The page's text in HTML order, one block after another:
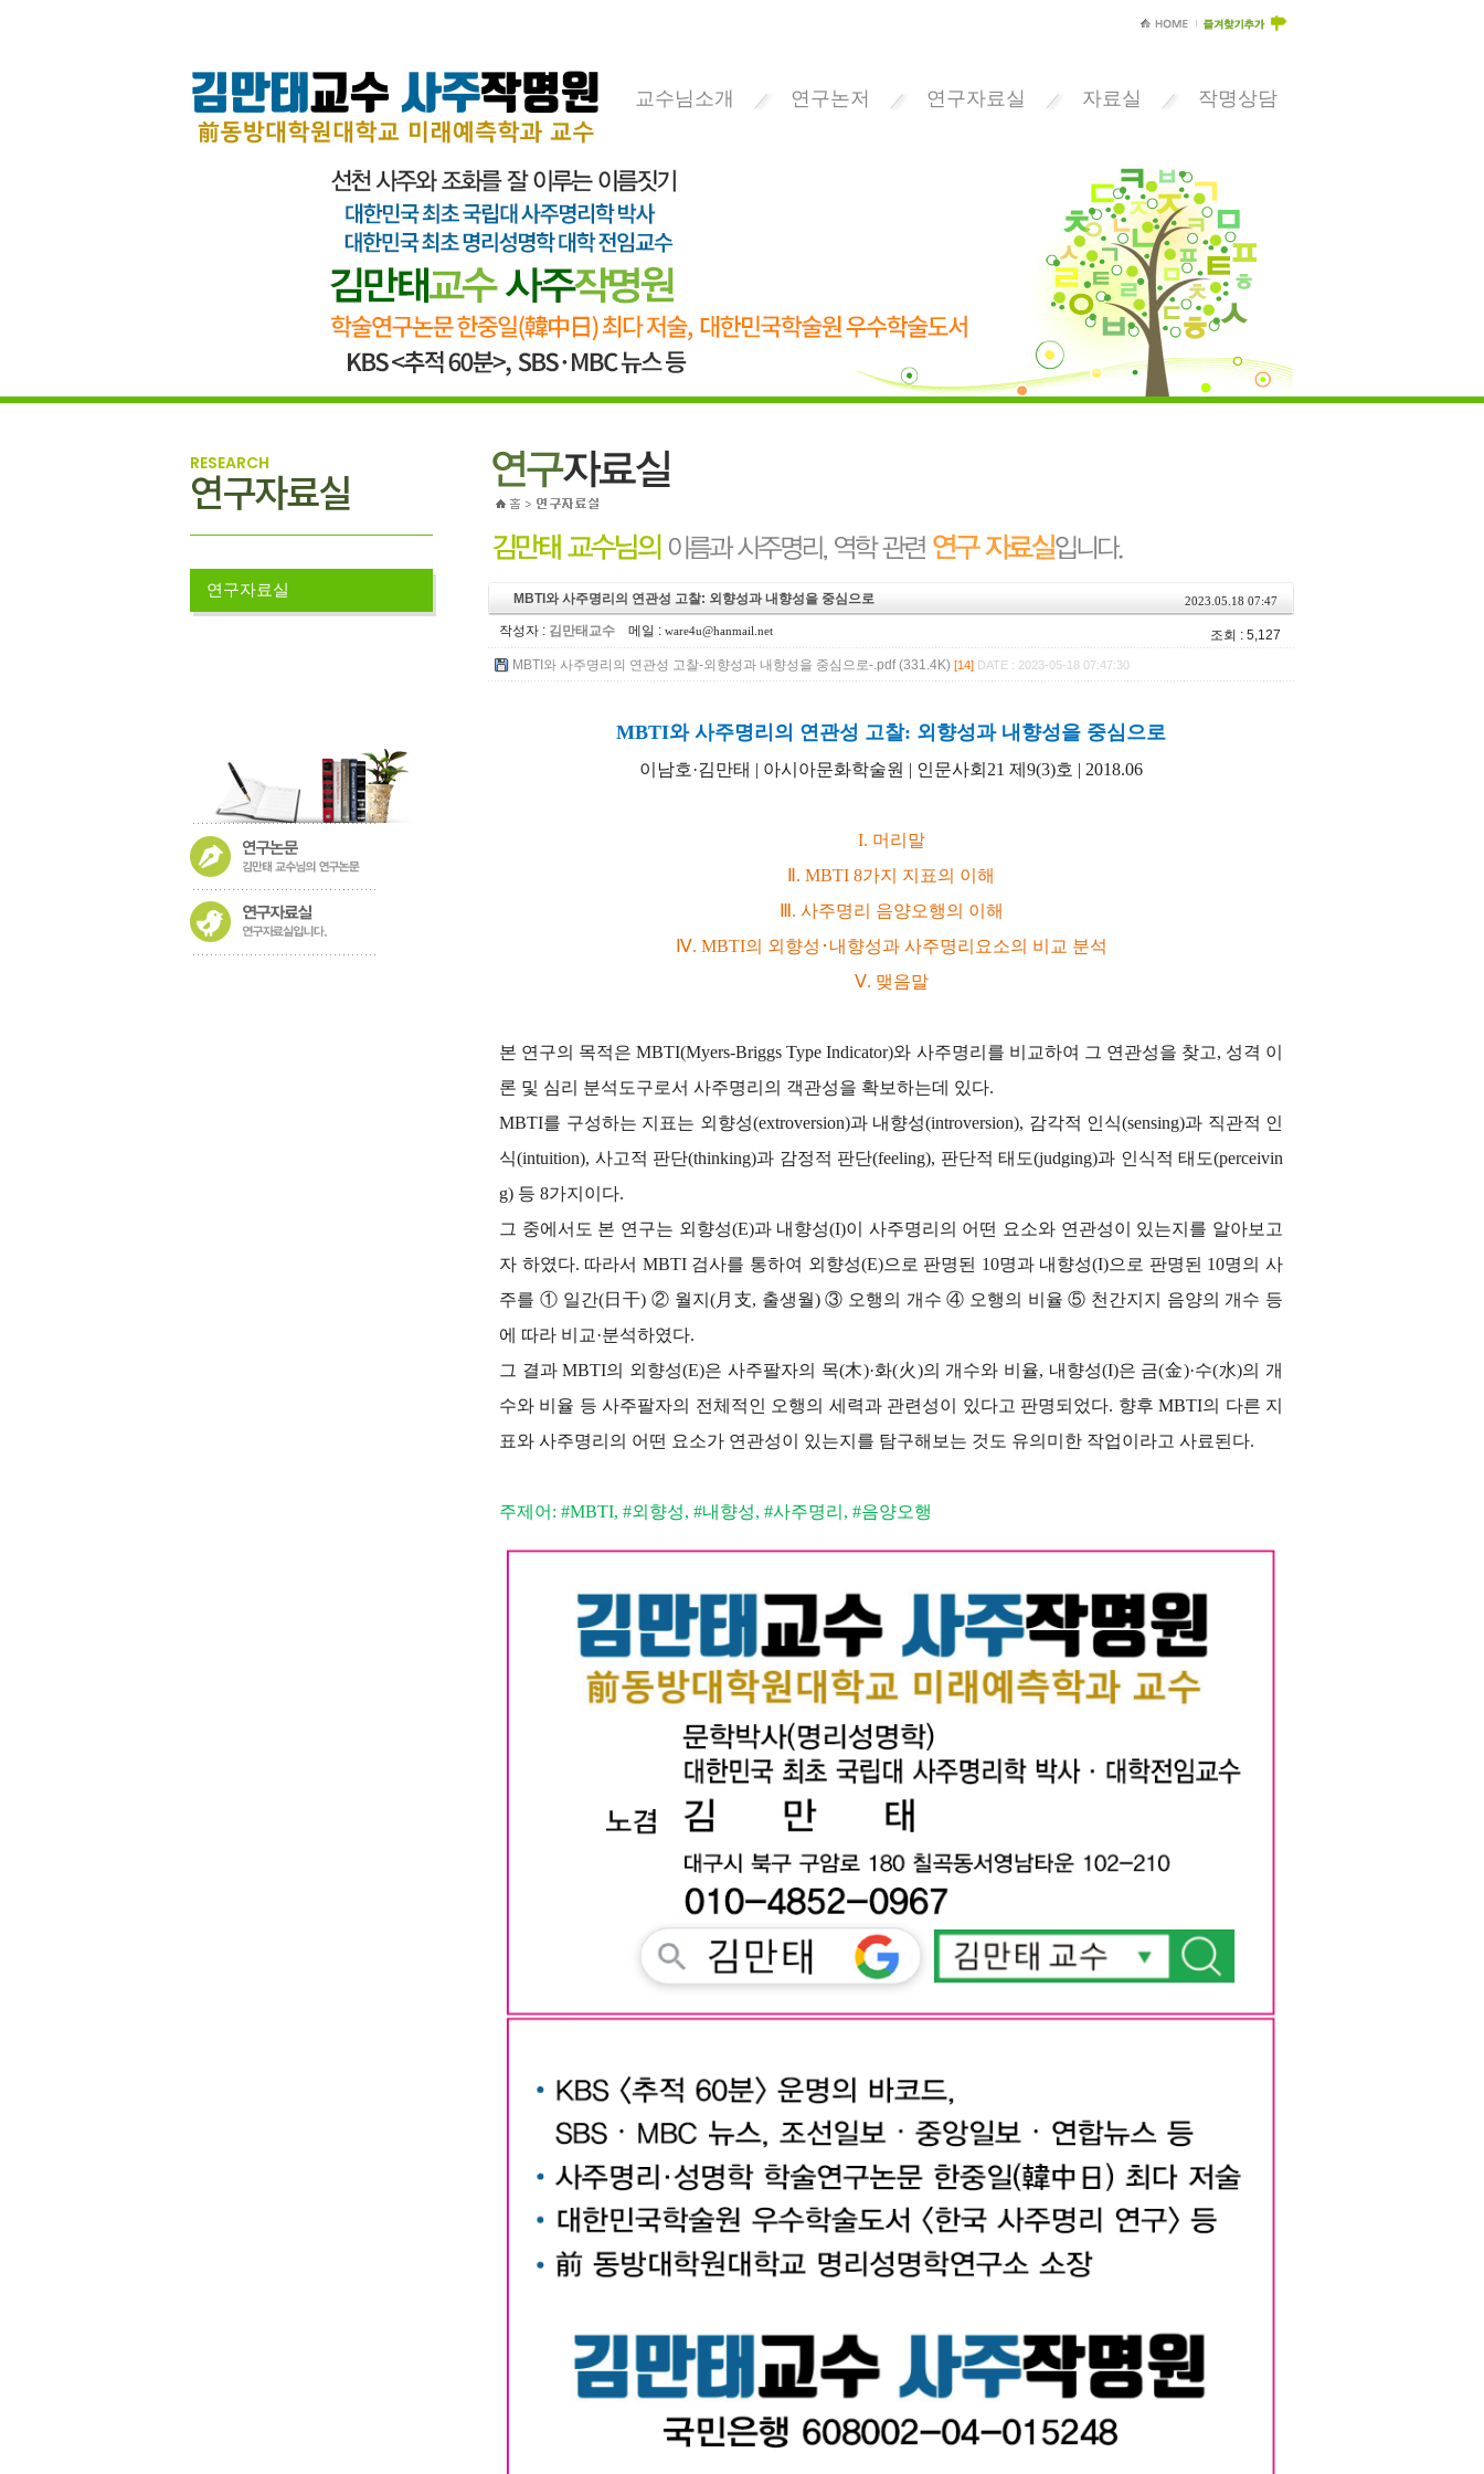
교수님소개 연구논저 연구자료실 자료실 작명상담
RESEARCH
연구자료실
연구자료실 MBTI와 사주명리의 연관성 고찰: 외향성과 내향성을 중심으로 2023.05.18 07:47
작성자 : 김만태교수 메일 : ware4u@hanmail.net
조회 : 5,127
MBTI와 사주명리의 연관성 고찰-외향성과 내향성을 중심으로-.pdf (331.4K) [14] DATE : 2023-05-18 07:47:30
MBTI와 사주명리의 연관성 고찰: 외향성과 내향성을 중심으로
이남호·김만태 | 아시아문화학술원 | 인문사회21 제9(3)호 | 2018.06
I. 머리말
Ⅱ. MBTI 8가지 지표의 이해
Ⅲ. 사주명리 음양오행의 이해
Ⅳ. MBTI의 외향성･내향성과 사주명리요소의 비교 분석
Ⅴ. 맺음말
본 연구의 목적은 MBTI(Myers-Briggs Type Indicator)와 사주명리를 비교하여 그 연관성을 찾고, 성격 이
론 및 심리 분석도구로서 사주명리의 객관성을 확보하는데 있다.
MBTI를 구성하는 지표는 외향성(extroversion)과 내향성(introversion), 감각적 인식(sensing)과 직관적 인
식(intuition), 사고적 판단(thinking)과 감정적 판단(feeling), 판단적 태도(judging)과 인식적 태도(perceivin
g) 등 8가지이다.
그 중에서도 본 연구는 외향성(E)과 내향성(I)이 사주명리의 어떤 요소와 연관성이 있는지를 알아보고
자 하였다. 따라서 MBTI 검사를 통하여 외향성(E)으로 판명된 10명과 내향성(I)으로 판명된 10명의 사
주를 ① 일간(日干) ② 월지(月支, 출생월) ③ 오행의 개수 ④ 오행의 비율 ⑤ 천간지지 음양의 개수 등
에 따라 비교·분석하였다.
그 결과 MBTI의 외향성(E)은 사주팔자의 목(木)·화(火)의 개수와 비율, 내향성(I)은 금(金)·수(水)의 개
수와 비율 등 사주팔자의 전체적인 오행의 세력과 관련성이 있다고 판명되었다. 향후 MBTI의 다른 지
표와 사주명리의 어떤 요소가 연관성이 있는지를 탐구해보는 것도 유의미한 작업이라고 사료된다.
주제어: #MBTI, #외향성, #내향성, #사주명리, #음양오행